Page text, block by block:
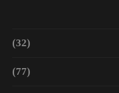
(32)
(77)